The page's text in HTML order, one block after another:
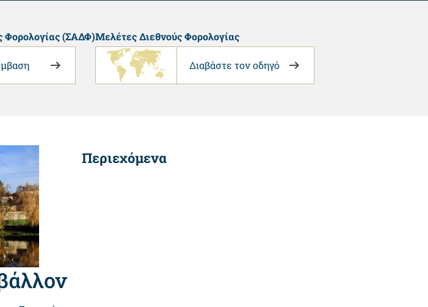
Φορολογίας (ΣΑΔΦ)Μελέτες Διεθνούς Φορολογίας
Διαβάστε τον οδηγό
Περιεχόμενα